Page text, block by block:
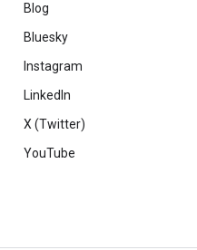
Blog
Bluesky
Instagram
LinkedIn
X (Twitter)
YouTube